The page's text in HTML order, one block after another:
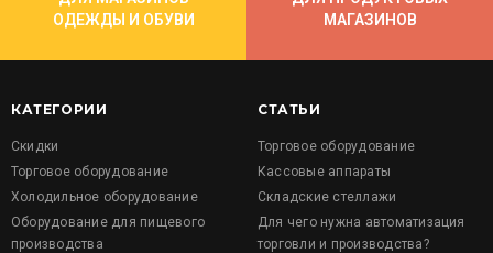
ОДЕЖДЫ И ОБУВИ
МАГАЗИНОВ
КАТЕГОРИИ
Скидки
Торговое оборудование
Холодильное оборудование
Оборудование для пищевого
производства
СТАТЬИ
Торговое оборудование
Кассовые аппараты
Складские стеллажи
Для чего нужна автоматизация
торговли и производства?